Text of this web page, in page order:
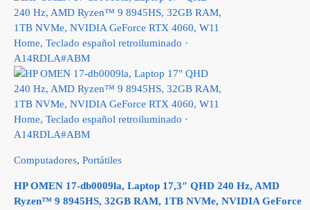
Computadores, Portátiles
HP OMEN 17-db0009la, Laptop 17,3″ QHD 240 Hz, AMD
Ryzen™ 9 8945HS, 32GB RAM, 1TB NVMe, NVIDIA GeForce